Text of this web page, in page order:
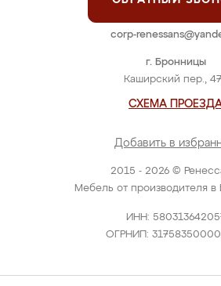
2015 - 2026 ©
Мебель от производителя в
ИНН:
ОГРНИП:
г. Бронницы
Каширский пер.,
СХЕМА
Добавить в
corp-